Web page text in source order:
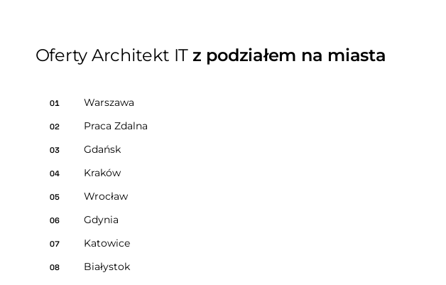
Oferty Architekt IT z podziałem na miasta
01 Warszawa
02 Praca Zdalna
03 Gdańsk
04 Kraków
05 Wrocław
06 Gdynia
07 Katowice
08 Białystok